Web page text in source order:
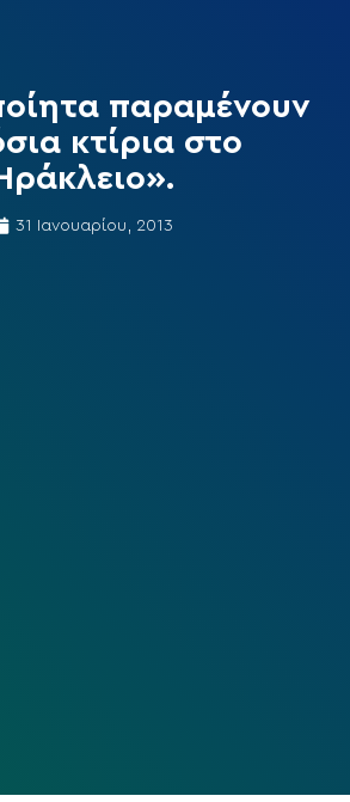
παραμένουν
κτίρια στο
31 Ιανουαρίου, 2013